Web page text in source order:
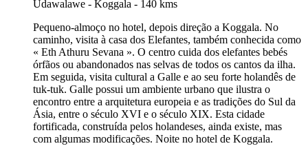
Pequeno-almoço no hotel, depois direção a Koggala. No
caminho, visita à casa dos Elefantes, também conhecida como
« Eth Athuru Sevana ». O centro cuida dos elefantes bebés
órfãos ou abandonados nas selvas de todos os cantos da ilha.
Em seguida, visita cultural a Galle e ao seu forte holandês de
tuk-tuk. Galle possui um ambiente urbano que ilustra o
encontro entre a arquitetura europeia e as tradições do Sul da
Ásia, entre o século XVI e o século XIX. Esta cidade
fortificada, construída pelos holandeses, ainda existe, mas
com algumas modificações. Noite no hotel de Koggala.